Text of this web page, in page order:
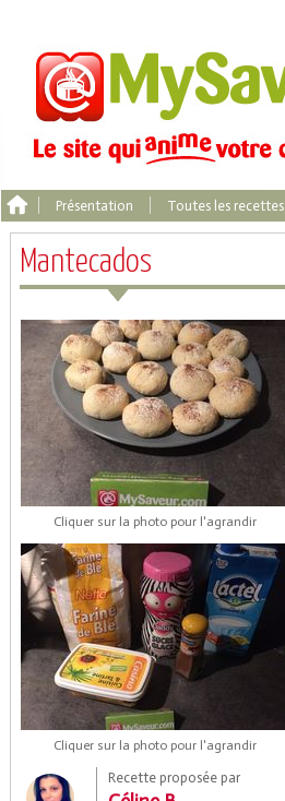
Présentation Toutes les recettes
Mantecados
Cliquer sur la photo pour l'agrandir
Cliquer sur la photo pour l'agrandir
Recette proposée par